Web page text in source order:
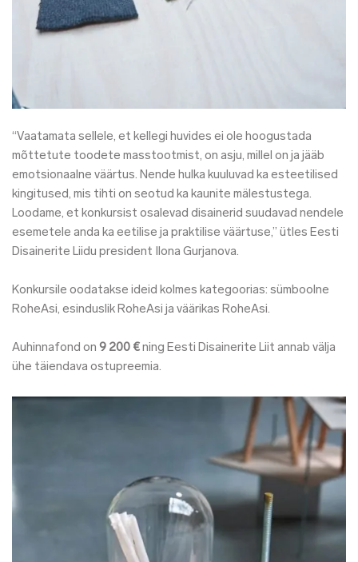
“Vaatamata sellele, et kellegi huvides ei ole hoogustada
mõttetute toodete masstootmist, on asju, millel on ja jääb
emotsionaalne väärtus. Nende hulka kuuluvad ka esteetilised
kingitused, mis tihti on seotud ka kaunite mälestustega.
Loodame, et konkursist osalevad disainerid suudavad nendele
esemetele anda ka eetilise ja praktilise väärtuse,” ütles Eesti
Disainerite Liidu president Ilona Gurjanova.
Konkursile oodatakse ideid kolmes kategoorias: sümboolne
RoheAsi, esinduslik RoheAsi ja väärikas RoheAsi.
Auhinnafond on 9 200 € ning Eesti Disainerite Liit annab välja
ühe täiendava ostupreemia.